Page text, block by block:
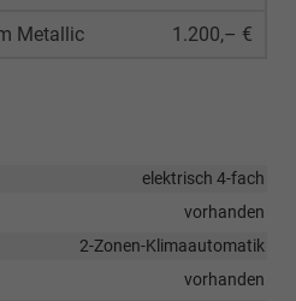
Metallic 1.200,– €
elektrisch 4-fach
vorhanden
2-Zonen-Klimaautomatik
vorhanden